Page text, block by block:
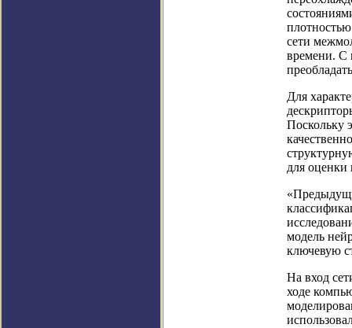
сети
времени. С
Для
Поскольку
для оценки
модель
ключевую
На вход
ходе